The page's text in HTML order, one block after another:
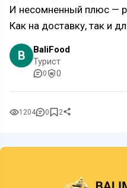
И несомненный плюс —
Как на доставку, так и
B
BaliFood
Турист
0 0
1204 0 2